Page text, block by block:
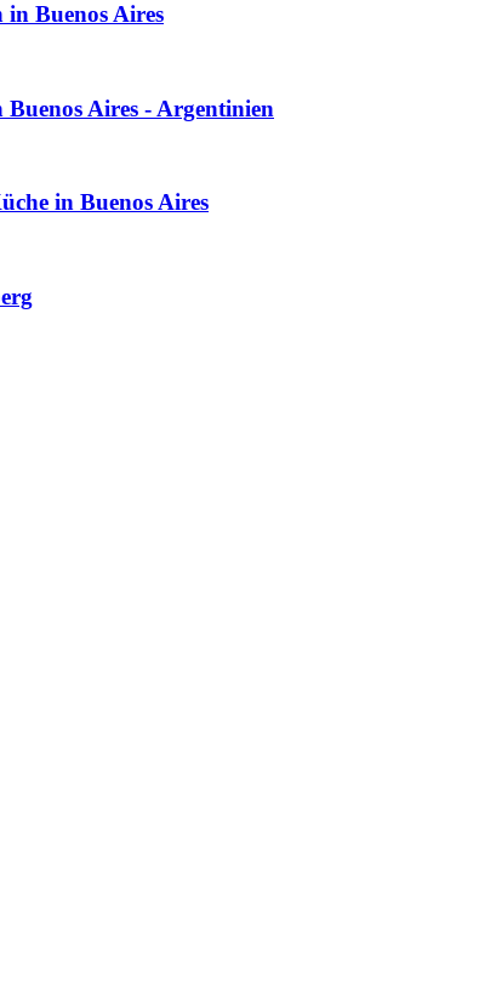
Buenos Aires
Aires - Argentinien
in Buenos Aires